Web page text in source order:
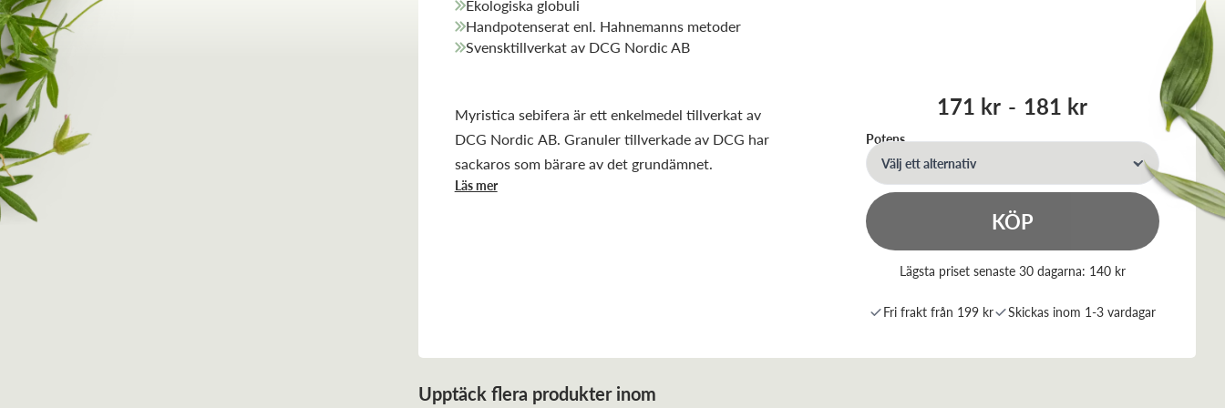
Ekologiska globuli
Handpotenserat enl. Hahnemanns metoder
Svensktillverkat av DCG Nordic AB
Myristica sebifera är ett enkelmedel tillverkat av
DCG Nordic AB. Granuler tillverkade av DCG har
sackaros som bärare av det grundämnet.
Läs mer
171 kr - 181 kr
Potens
Välj ett alternativ
KÖP
Lägsta priset senaste 30 dagarna: 140 kr
Fri frakt från 199 kr Skickas inom 1-3 vardagar
Upptäck flera produkter inom